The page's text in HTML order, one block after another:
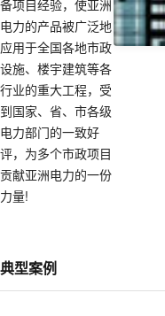
备项目经验，使亚洲
电力的产品被广泛地
应用于全国各地市政
设施、楼宇建筑等各
行业的重大工程，受
到国家、省、市各级
电力部门的一致好
评，为多个市政项目
贡献亚洲电力的一份
力量!
典型案例